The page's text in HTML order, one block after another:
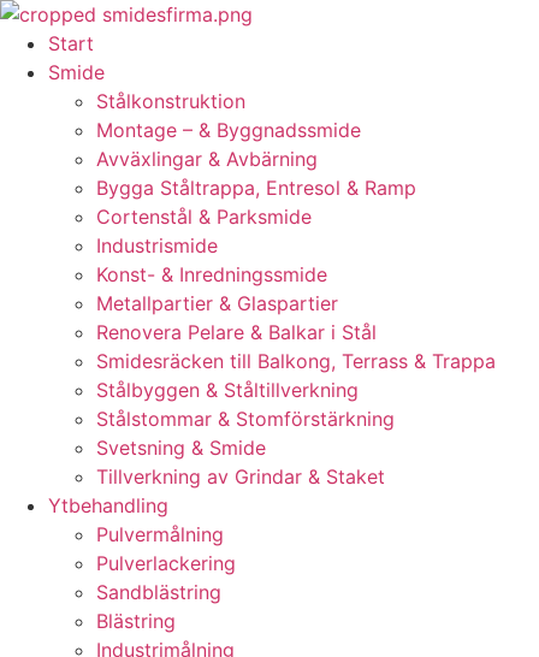
Skip
content
Start
Smide
Stålkonstruktion
Montage – & Byggnadssmide
Avväxlingar & Avbärning
Bygga Ståltrappa, Entresol & Ramp
Cortenstål & Parksmide
Industrismide
Konst- & Inredningssmide
Metallpartier & Glaspartier
Renovera Pelare & Balkar i Stål
Smidesräcken till Balkong, Terrass & Trappa
Stålbyggen & Ståltillverkning
Stålstommar & Stomförstärkning
Svetsning & Smide
Tillverkning av Grindar & Staket
Ytbehandling
Pulvermålning
Pulverlackering
Sandblästring
Blästring
Industrimålning